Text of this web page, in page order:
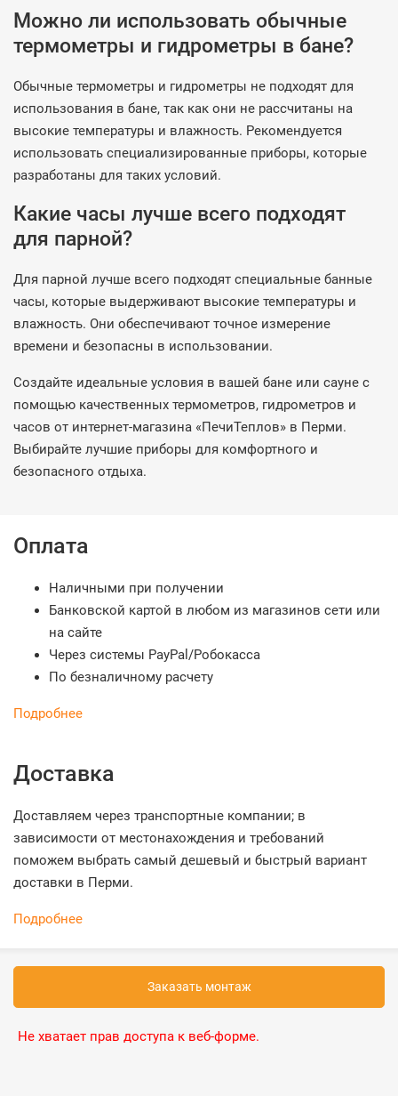
Можно ли использовать обычные
термометры и гидрометры в бане?
Обычные термометры и гидрометры не подходят для
использования в бане, так как они не рассчитаны на
высокие температуры и влажность. Рекомендуется
использовать специализированные приборы, которые
разработаны для таких условий.
Какие часы лучше всего подходят
для парной?
Для парной лучше всего подходят специальные банные
часы, которые выдерживают высокие температуры и
влажность. Они обеспечивают точное измерение
времени и безопасны в использовании.
Создайте идеальные условия в вашей бане или сауне с
помощью качественных термометров, гидрометров и
часов от интернет-магазина «ПечиТеплов» в Перми.
Выбирайте лучшие приборы для комфортного и
безопасного отдыха.
Оплата
Наличными при получении
Банковской картой в любом из магазинов сети или
на сайте
Через системы PayPal/Робокасса
По безналичному расчету
Подробнее
Доставка
Доставляем через транспортные компании; в
зависимости от местонахождения и требований
поможем выбрать самый дешевый и быстрый вариант
доставки в Перми.
Подробнее
Заказать монтаж
Не хватает прав доступа к веб-форме.